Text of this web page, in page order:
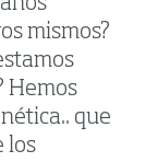
mismos?
Hemos
que
los